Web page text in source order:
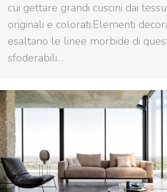
cui gettare grandi cuscini dai
originali e colorati.Elementi
esaltano le linee morbide di
sfoderabili…